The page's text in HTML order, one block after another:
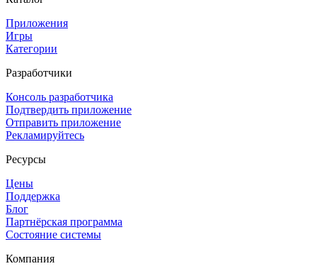
Приложения
Игры
Категории
Разработчики
Консоль разработчика
Подтвердить приложение
Отправить приложение
Рекламируйтесь
Ресурсы
Цены
Поддержка
Блог
Партнёрская программа
Состояние системы
Компания